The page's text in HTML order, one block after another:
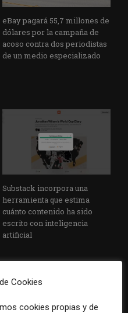
eBay pagará 55,7 millones de
dólares por la campaña de
acoso contra dos periodistas
de un medio especializado
Substack incorpora una
herramienta que estima
cuánto contenido ha sido
escrito con inteligencia
artificial
Cookies
cookies propias y de